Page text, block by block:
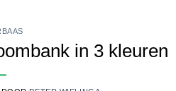
in 3 kleuren